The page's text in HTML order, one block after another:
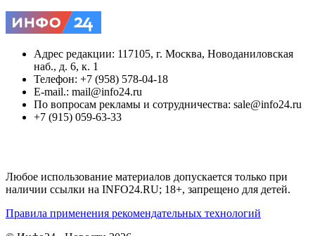
Адрес редакции: 117105, г. Москва, Новоданиловская
наб., д. 6, к. 1
Телефон: +7 (958) 578-04-18
E-mail.: mail@info24.ru
По вопросам рекламы и сотрудничества: sale@info24.ru
+7 (915) 059-63-33
Любое использование материалов допускается только при
наличии ссылки на INFO24.RU; 18+, запрещено для детей.
Правила применения рекомендательных технологий